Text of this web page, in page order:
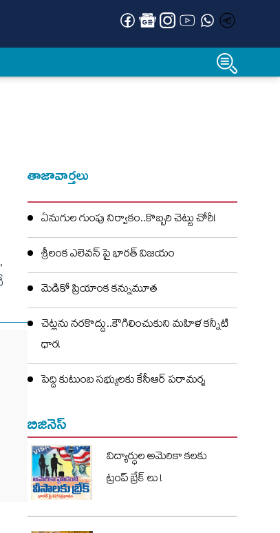
తాజావార్తలు
ఏనుగుల గుంపు నిర్వాకం..కొబ్బరి చెట్టు చోరీ!
శ్రీలంక ఎలెవన్‌ పై భారత్ విజయం
మెడికో ప్రియాంక కన్నుమూత
చెట్లను నరకొద్దు..కౌగిలించుకుని మహిళ కన్నీటి
ధార!
పెద్ది కుటుంబ సభ్యులకు కేసీఆర్ పరామర్శ
బిజినెస్
విద్యార్ధుల అమెరికా కలకు
ట్రంప్ బ్రేక్ లు !